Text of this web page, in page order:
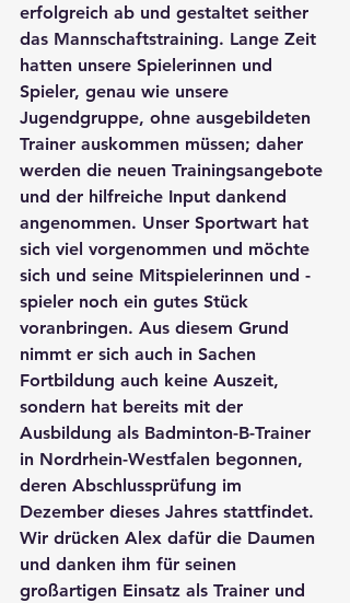
erfolgreich ab und gestaltet seither
das Mannschaftstraining. Lange Zeit
hatten unsere Spielerinnen und
Spieler, genau wie unsere
Jugendgruppe, ohne ausgebildeten
Trainer auskommen müssen; daher
werden die neuen Trainingsangebote
und der hilfreiche Input dankend
angenommen. Unser Sportwart hat
sich viel vorgenommen und möchte
sich und seine Mitspielerinnen und -
spieler noch ein gutes Stück
voranbringen. Aus diesem Grund
nimmt er sich auch in Sachen
Fortbildung auch keine Auszeit,
sondern hat bereits mit der
Ausbildung als Badminton-B-Trainer
in Nordrhein-Westfalen begonnen,
deren Abschlussprüfung im
Dezember dieses Jahres stattfindet.
Wir drücken Alex dafür die Daumen
und danken ihm für seinen
großartigen Einsatz als Trainer und